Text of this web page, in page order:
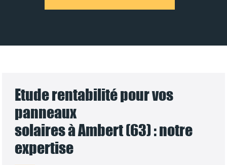
Etude rentabilité pour vos
panneaux
solaires à Ambert (63) : notre
expertise